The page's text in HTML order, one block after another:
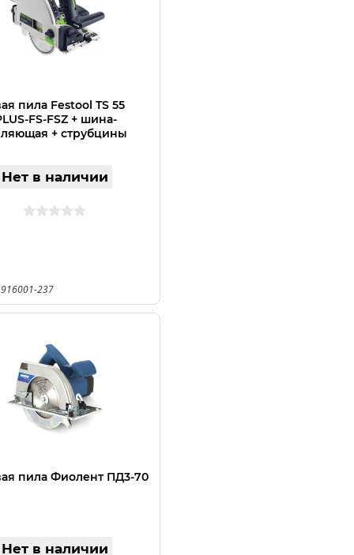
пила Festool TS 55
FS-FSZ + шина-
+ струбцины
Нет в наличии
237
пила Фиолент ПД3-70
Нет в наличии